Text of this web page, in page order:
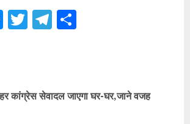
Messenger
TwitterTelegram
कांग्रेस सेवादल जाएगा घर-घर,जाने वजह